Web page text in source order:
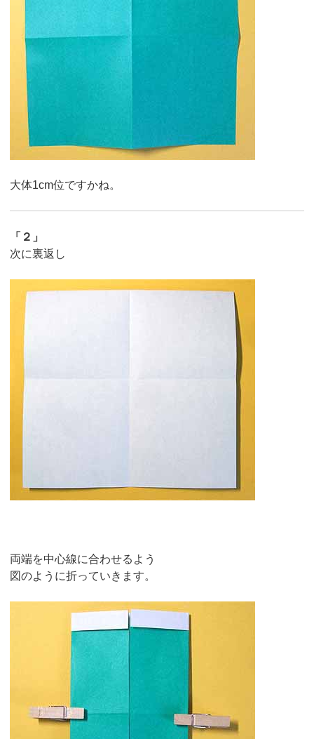
大体1cm位ですかね。
「２」
次に裏返し
両端を中心線に合わせるよう
図のように折っていきます。